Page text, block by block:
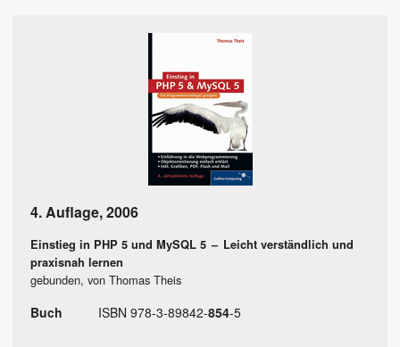
4. Auflage,2006
Einstieg in PHP 5 und MySQL 5 – Leicht verständlich und
praxisnah lernen
gebunden, von Thomas Theis
Buch ISBN 978-3-89842-854-5